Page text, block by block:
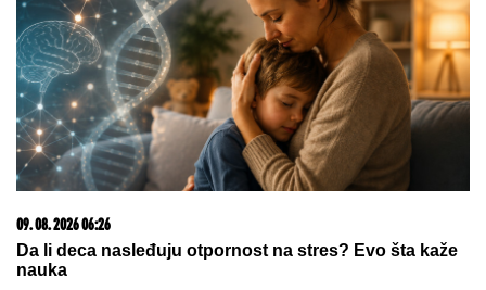
09. 08. 2026 06:26
Da li deca nasleđuju otpornost na stres? Evo šta kaže
nauka